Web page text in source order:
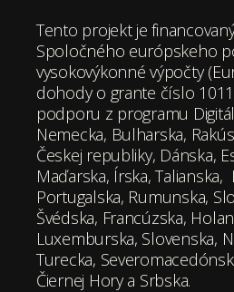
Tento projekt je
Spoločného európskeho
vysokovýkonné výpočty
dohody o grante číslo
podporu z programu
Nemecka, Bulharska,
Českej republiky, Dánska,
Maďarska, Írska, Talianska,
Portugalska, Rumunska,
Švédska, Francúzska,
Luxemburska, Slovenska,
Turecka,
Čiernej Hory a Srbska.